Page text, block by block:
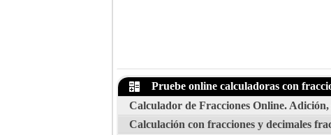
Pruebe online calculadoras con
Calculador de Fracciones Online.
Calculación con fracciones y decimales